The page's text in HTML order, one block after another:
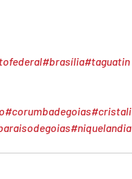
#brasília#taguatin
#corumbadegoias#cristali
#niquelandia